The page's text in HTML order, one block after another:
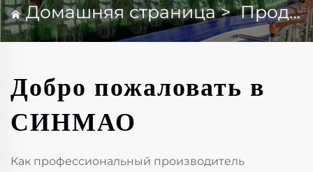
Домашняя страница>Продукция
Добро пожаловать в
СИНМАО
Как профессиональный производитель